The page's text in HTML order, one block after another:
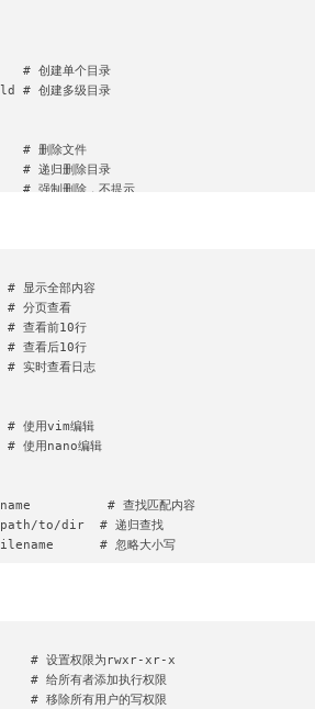
创建单个目录
创建多级目录
删除文件
递归删除目录
制删除，不提示
# 复制目录
# 重命名
示全部内容
页查看
查看前10行
看后10行
时查看日志
用vim编辑
用nano编辑
# 查找匹配内容
to/dir  # 递归查找
# 设置权限为rwxr-xr-x
给所有者添加执行权限
# 移除所有用户的写权限